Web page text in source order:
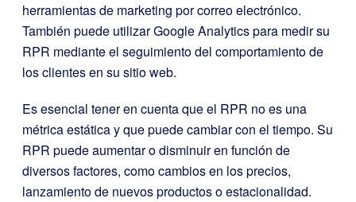
herramientas de marketing por correo electrónico.
También puede utilizar Google Analytics para medir su
RPR mediante el seguimiento del comportamiento de
los clientes en su sitio web.
Es esencial tener en cuenta que el RPR no es una
métrica estática y que puede cambiar con el tiempo. Su
RPR puede aumentar o disminuir en función de
diversos factores, como cambios en los precios,
lanzamiento de nuevos productos o estacionalidad.